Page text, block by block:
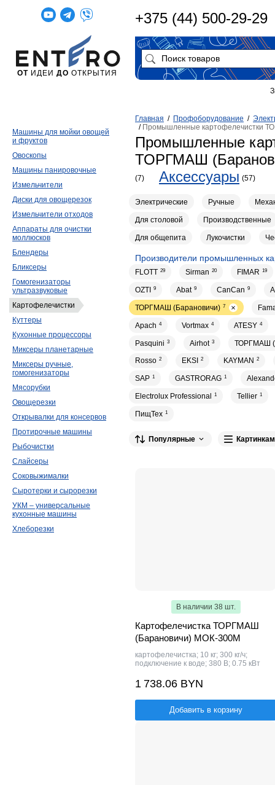
Главная / Профоборудование /
/ Промышленные картофелечистки
Промышленные
ТОРГМАШ
(7) Аксессуары (57)
Электрические Ручные
Для столовой Производственные
Для общепита Лукочистки
Производители промышленных
FLOTT 29 Sirman 20 FIMAR 19
OZTI 9 Abat 9 CanCan 9
ТОРГМАШ (Барановичи) 7
Apach 4 Vortmax 4 ATESY 4
Pasquini 3 Airhot 3 ТОРГМАШ
Rosso 2 EKSI 2 KAYMAN 2
SAP 1 GASTRORAG 1
Electrolux Professional 1 Tellier 1
ПищТех 1
Популярные
В наличии 38 шт.
Картофелечистка ТОРГМАШ
(Барановичи) МОК-300М
картофелечистка; 10 кг; 300 кг/ч;
подключение к воде; 380 В; 0.75 кВт
1 738.06 BYN
Добавить в корзину
Машины для мойки овощей
и фруктов
Овоскопы
Машины панировочные
Измельчители
Диски для овощерезок
Измельчители отходов
Аппараты для очистки
моллюсков
Блендеры
Бликсеры
Гомогенизаторы
ультразвуковые
Картофелечистки
Куттеры
Кухонные процессоры
Миксеры планетарные
Миксеры ручные,
гомогенизаторы
Мясорубки
Овощерезки
Открывалки для консервов
Протирочные машины
Рыбочистки
Слайсеры
Соковыжималки
Сыротерки и сырорезки
УКМ – универсальные
кухонные машины
Хлеборезки
ОТ ИДЕИ ДО ОТКРЫТИЯ
+375 (44) 500-29-29